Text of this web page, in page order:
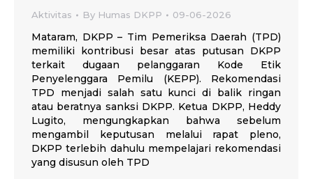
Aktivitas By Humas DKPP 09-06-2026
Mataram, DKPP – Tim Pemeriksa Daerah (TPD)
memiliki kontribusi besar atas putusan DKPP
terkait dugaan pelanggaran Kode Etik
Penyelenggara Pemilu (KEPP). Rekomendasi
TPD menjadi salah satu kunci di balik ringan
atau beratnya sanksi DKPP. Ketua DKPP, Heddy
Lugito, mengungkapkan bahwa sebelum
mengambil keputusan melalui rapat pleno,
DKPP terlebih dahulu mempelajari rekomendasi
yang disusun oleh TPD